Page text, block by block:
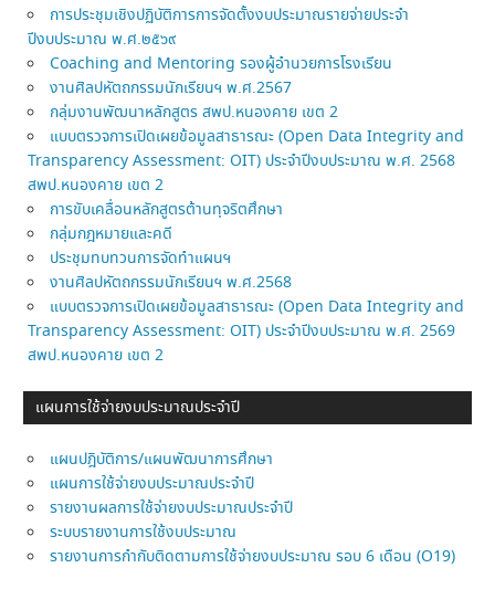
การประชุมเชิงปฏิบัติการการจัดตั้งงบประมาณรายจ่ายประจำ
ปีงบประมาณ พ.ศ.๒๕๖๙
Coaching and Mentoring รองผู้อำนวยการโรงเรียน
งานศิลปหัตถกรรมนักเรียนฯ พ.ศ.2567
กลุ่มงานพัฒนาหลักสูตร สพป.หนองคาย เขต 2
แบบตรวจการเปิดเผยข้อมูลสาธารณะ (Open Data Integrity and
Transparency Assessment: OIT) ประจำปีงบประมาณ พ.ศ. 2568
สพป.หนองคาย เขต 2
การขับเคลื่อนหลักสูตรต้านทุจริตศึกษา
กลุ่มกฎหมายและคดี
ประชุมทบทวนการจัดทำแผนฯ
งานศิลปหัตถกรรมนักเรียนฯ พ.ศ.2568
แบบตรวจการเปิดเผยข้อมูลสาธารณะ (Open Data Integrity and
Transparency Assessment: OIT) ประจำปีงบประมาณ พ.ศ. 2569
สพป.หนองคาย เขต 2
แผนการใช้จ่ายงบประมาณประจำปี
แผนปฎิบัติการ/แผนพัฒนาการศึกษา
แผนการใช้จ่ายงบประมาณประจำปี
รายงานผลการใช้จ่ายงบประมาณประจำปี
ระบบรายงานการใช้งบประมาณ
รายงานการกำกับติดตามการใช้จ่ายงบประมาณ รอบ 6 เดือน (O19)